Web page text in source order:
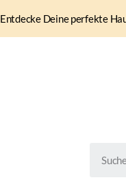
Entdecke Deine perfekte